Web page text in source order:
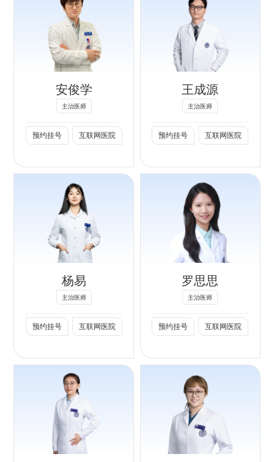
注射，玻尿酸、胶
原蛋白、童颜针等
注射填充，水光注
射，微针治疗。
4.唇腭裂序列治
疗：唇裂、腭裂修
复，牙槽嵴植骨，
腭瘘修补，鼻唇继
发畸形的修复。
色素治疗（光子嫩
肤、皮秒激光
等），瘢痕治疗
（微针、点阵激
光、离子束
plasma等），激
光脱毛，面部年轻
化（热玛吉、热拉
提、钻石电波等）
社会任职：
员会烧伤整形专业
委员会原主任委员
《中华损伤与修复
杂志》特约编委
中华医学会整形外
科分会唇腭裂学
组、鼻整形学组委
血管扩张、鲜红斑
痣等血管畸形
3. 问题肌管理：
玫瑰痤疮、痤疮、
敏感肌屏障综合修
护，痤疮后瘢痕
4. 光电抗衰：热
玛吉、热拉提、射
频微针及超声抗
颈部松弛下垂
5. 瘢痕综合修
复：增生瘢痕、术
后创伤瘢痕
6. 肤质形体管
理：面部美白紧
致、无创身体减脂
塑形
7、产后修复：盆
底肌及腹直肌修
复，阴道松弛，妊
沉着
二、注射美容与整
形手术
1. 肉毒素诊疗：改
善动态皱纹、多汗
症；面部轮廓塑
形、瘦腿、瘦肩
安俊学
主治医师
预约挂号 互联网医院
王成源
主治医师
预约挂号 互联网医院
专长：
1. 眼部整形：定制
个性化的双眼皮，
失败双眼皮修复，
开内眼角，内眼角
修复，上睑下垂矫
正，提眉、去眼袋
等各类眼周年轻化
2. 轻医美：肉毒
素、玻尿酸、胶原
蛋白、童颜针等注
射美容；水光、中
胚层美塑、微针等
皮肤抗衰治疗。光
子嫩肤、皮秒激光
改善雀斑、黄褐
斑、晒斑、真皮斑
等各类色素问题、
泛红与肤色暗沉；
超声刀、钻石电波
等面部紧致抗衰项
目；点阵激光、离
子束、微针修复痘
坑、痘印等痤疮疤
痕；激光脱毛等。
3. 美容外科手
杨易
主治医师
预约挂号 互联网医院
罗思思
主治医师
预约挂号 互联网医院
专长：
面部抗衰（肉毒素
注射、玻尿酸注
射、光电美容）；
脂肪移植（腰腹环
吸术、下肢脂肪抽
吸、面部脂肪填
充）；乳房整形
等）；皮肤肿物切
除、眼整形等。
专长：
创伤美容缝合、瘢
痕、慢性创面修
复；体表肿物，如